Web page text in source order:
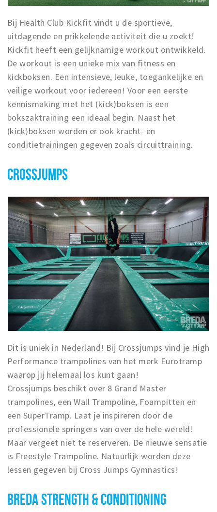
Bij Health Club Kickfit vindt u de sportieve,
uitdagende en prikkelende activiteit die u zoekt!
Kickfit heeft een gelijknamige workout ontwikkeld.
De workout is een unieke mix van fitness en
kickboksen. Een intensieve, leuke, toegankelijke en
veilige workout voor iedereen! Voor een eerste
kennismaking met het (kick)boksen is een
bokszaktraining een ideaal begin. Naast het
(kick)boksen worden er ook kracht- en
conditietrainingen gegeven zoals circuittraining.
CROSSJUMPS
Dit is uniek in Nederland! Bij Crossjumps vind je High
Performance trampolines van het merk Eurotramp
waarop jij helemaal los kunt gaan!
Crossjumps beschikt over 8 Grand Master
trampolines, een Wall Trampoline, Foampitten en
een SuperTramp. Laat je inspireren door de
professionele springers van over de hele wereld!
Maar vergeet niet te reserveren. De nieuwe sensatie
is Freestyle Trampoline. Natuurlijk worden deze
lessen gegeven bij Cross Jumps Gymnastics!
BREDA STRENGTH & CONDITIONING